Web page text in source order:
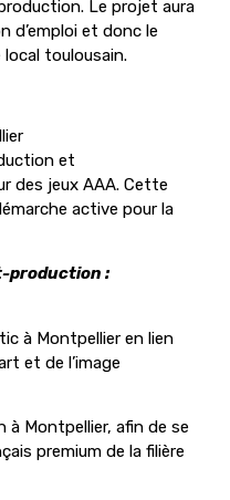
Le projet aura
d’emploi et donc le
toulousain.
et
des jeux AAA. Cette
active pour la
production :
à Montpellier en lien
et de l’image
à Montpellier, afin de se
premium de la filière